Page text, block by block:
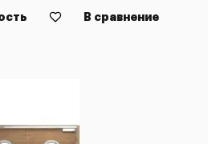
В сравнение